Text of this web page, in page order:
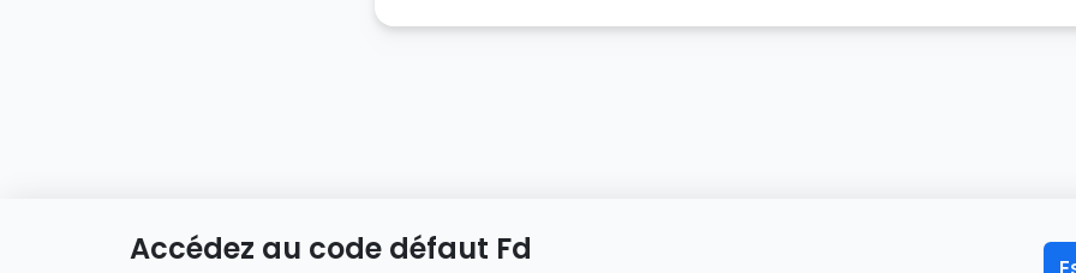
Accueil Codes défauts
Accédez au code défaut Fd